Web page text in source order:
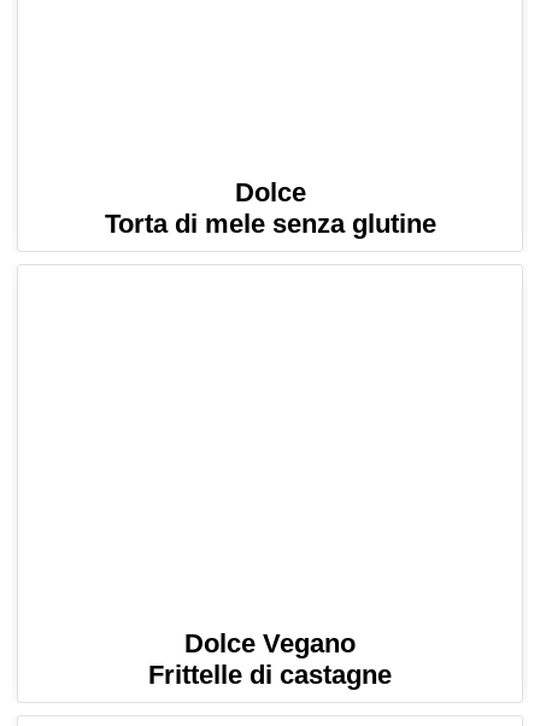
Dolce
Torta di mele senza glutine
Dolce Vegano
Frittelle di castagne